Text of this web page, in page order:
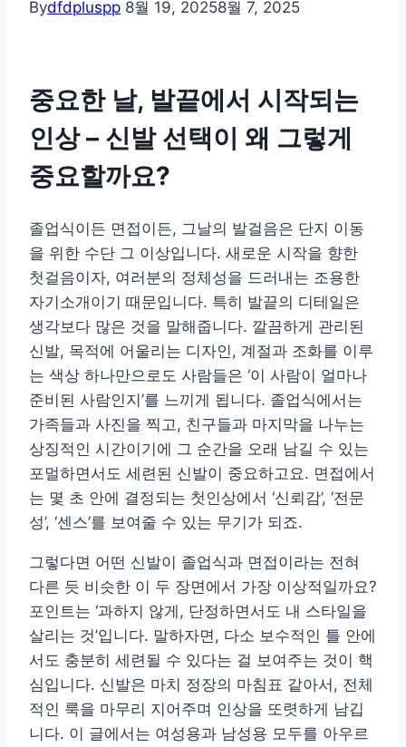
Bydfdpluspp 8월 19, 20258월 7, 2025
중요한 날, 발끝에서 시작되는
인상 – 신발 선택이 왜 그렇게
중요할까요?
졸업식이든 면접이든, 그날의 발걸음은 단지 이동
을 위한 수단 그 이상입니다. 새로운 시작을 향한
첫걸음이자, 여러분의 정체성을 드러내는 조용한
자기소개이기 때문입니다. 특히 발끝의 디테일은
생각보다 많은 것을 말해줍니다. 깔끔하게 관리된
신발, 목적에 어울리는 디자인, 계절과 조화를 이루
는 색상 하나만으로도 사람들은 ‘이 사람이 얼마나
준비된 사람인지’를 느끼게 됩니다. 졸업식에서는
가족들과 사진을 찍고, 친구들과 마지막을 나누는
상징적인 시간이기에 그 순간을 오래 남길 수 있는
포멀하면서도 세련된 신발이 중요하고요. 면접에서
는 몇 초 안에 결정되는 첫인상에서 ‘신뢰감’, ‘전문
성’, ‘센스’를 보여줄 수 있는 무기가 되죠.
그렇다면 어떤 신발이 졸업식과 면접이라는 전혀
다른 듯 비슷한 이 두 장면에서 가장 이상적일까요?
포인트는 ‘과하지 않게, 단정하면서도 내 스타일을
살리는 것’입니다. 말하자면, 다소 보수적인 틀 안에
서도 충분히 세련될 수 있다는 걸 보여주는 것이 핵
심입니다. 신발은 마치 정장의 마침표 같아서, 전체
적인 룩을 마무리 지어주며 인상을 또렷하게 남깁
니다. 이 글에서는 여성용과 남성용 모두를 아우르